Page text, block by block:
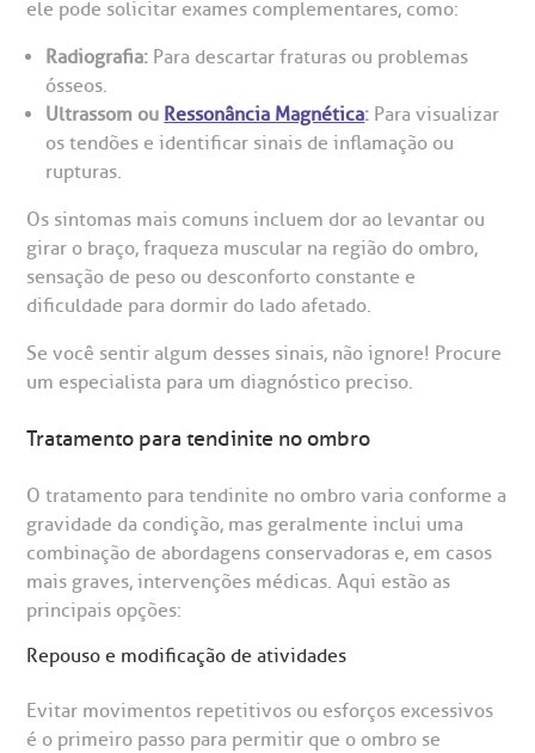
CEP: 01323-001 | Bela Vista
São Paulo - SP
Clínica Medicina da Mulher
R. Colômbia, 332
CEP: 01438-000 | Jardim Paulista
São Paulo - SP
de Benchmarking
de Bioética
frequentes
de Sangue
de órgãos
e perdidos
ele pode solicitar exames complementares, como:
Radiografia: Para descartar fraturas ou problemas
ósseos.
Ultrassom ou Ressonância Magnética: Para visualizar
os tendões e identificar sinais de inflamação ou
rupturas.
Os sintomas mais comuns incluem dor ao levantar ou
girar o braço, fraqueza muscular na região do ombro,
sensação de peso ou desconforto constante e
dificuldade para dormir do lado afetado.
Se você sentir algum desses sinais, não ignore! Procure
um especialista para um diagnóstico preciso.
Tratamento para tendinite no ombro
O tratamento para tendinite no ombro varia conforme a
gravidade da condição, mas geralmente inclui uma
combinação de abordagens conservadoras e, em casos
mais graves, intervenções médicas. Aqui estão as
principais opções:
Repouso e modificação de atividades
Evitar movimentos repetitivos ou esforços excessivos
é o primeiro passo para permitir que o ombro se